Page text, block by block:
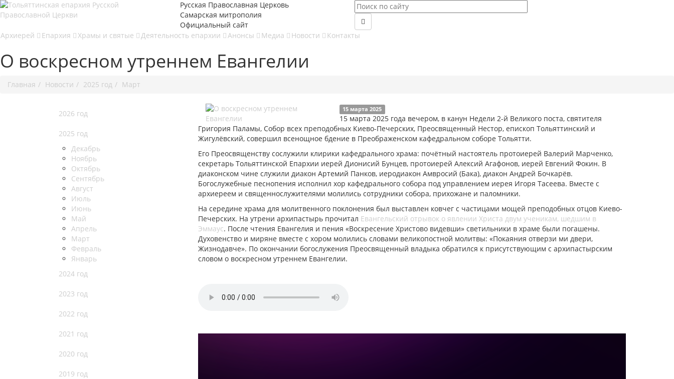
Русская Православная Церковь
Самарская митрополия
Официальный сайт
Архиерей
Епархия Храмы и святые Деятельность епархии Анонсы Медиа Новости Контакты
О воскресном утреннем Евангелии
Главная Новости 2025 год Март
2026 год
2025 год
Декабрь
Ноябрь
Октябрь
Сентябрь
Август
Июль
Июнь
Май
Апрель
Март
Февраль
Январь
2024 год
2023 год
2022 год
2021 год
2020 год
2019 год
15 марта 2025
15 марта 2025 года вечером, в канун Недели 2-й Великого поста, святителя
Григория Паламы, Собор всех преподобных Киево-Печерских, Преосвященный Нестор, епископ Тольяттинский и
Жигулёвский, совершил всенощное бдение в Преображенском кафедральном соборе Тольятти.
Его Преосвященству сослужили клирики кафедрального храма: почётный настоятель протоиерей Валерий Марченко,
секретарь Тольяттинской Епархии иерей Дионисий Бунцев, протоиерей Алексий Агафонов, иерей Евгений Фокин. В
диаконском чине служили диакон Артемий Панков, иеродиакон Амвросий (Бака), диакон Андрей Бочкарёв.
Богослужебные песнопения исполнил хор кафедрального собора под управлением иерея Игоря Тасеева. Вместе с
архиереем и священнослужителями молились сотрудники собора, прихожане и паломники.
На середине храма для молитвенного поклонения был выставлен ковчег с частицами мощей преподобных отцов Киево-
Печерских. На утрени архипастырь прочитал Евангельский отрывок о явлении Христа двум ученикам, шедшим в
Эммаус. После чтения Евангелия и пения «Воскресение Христово видевши» светильники в храме были погашены.
Духовенство и миряне вместе с хором молились словами великопостной молитвы: «Покаяния отверзи ми двери,
Жизнодавче». По окончании богослужения Преосвященный владыка обратился к присутствующим с архипастырским
словом о воскресном утреннем Евангелии.